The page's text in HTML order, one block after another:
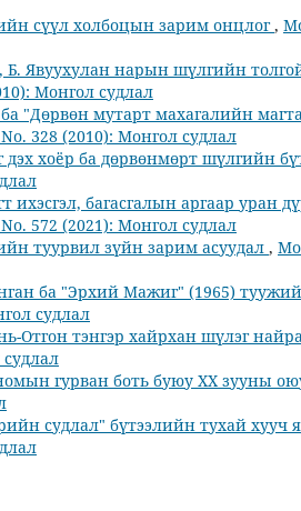
сүүл холбоцын зарим онцлог,
Б. Явуухулан нарын шүлгийн
Монгол судлал
"Дөрвөн мутарт махагалийн
328 (2010): Монгол судлал
хоёр ба дөрвөнмөрт шүлгийн
ихэсгэл, багасгалын аргаар уран
572 (2021): Монгол судлал
туурвил зүйн зарим асуудал ,
ба "Эрхий Мажиг" (1965)
судлал
Отгон тэнгэр хайрхан шүлэг
гурван боть буюу ХХ зууны
судлал" бүтээлийн тухай хууч